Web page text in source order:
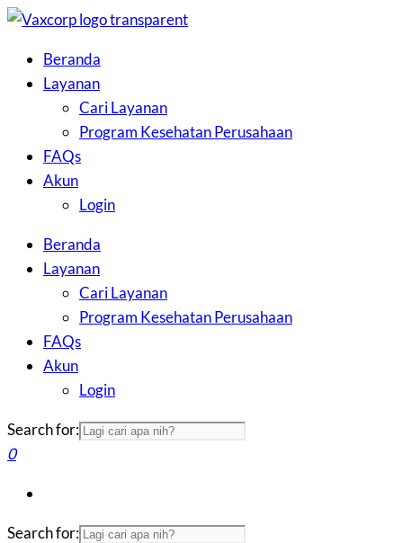
Skip
the
content
Beranda
Layanan
Cari Layanan
Program Kesehatan Perusahaan
FAQs
Akun
Login
Beranda
Layanan
Cari Layanan
Program Kesehatan Perusahaan
FAQs
Akun
Login
Search for:
0
Search for: